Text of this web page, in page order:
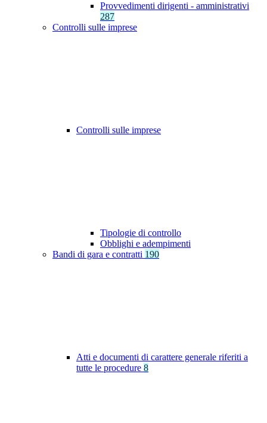
Provvedimenti dirigenti - amministrativi
287
Controlli sulle imprese
Controlli sulle imprese
Tipologie di controllo
Obblighi e adempimenti
Bandi di gara e contratti 190
Atti e documenti di carattere generale riferiti a
tutte le procedure 8